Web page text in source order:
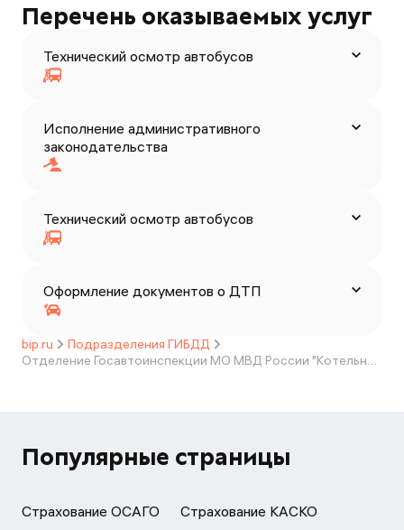
Перечень оказываемых услуг
Технический осмотр автобусов
Исполнение административного
законодательства
Технический осмотр автобусов
Оформление документов о ДТП
bip.ru
Подразделения ГИБДД
Отделение Госавтоинспекции МО МВД России "Котельничский"
Популярные страницы
Страхование ОСАГО Страхование КАСКО